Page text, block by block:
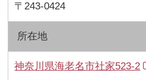
〒243-0424
所在地
神奈川県海老名市社家523-2